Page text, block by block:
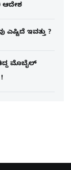
ಆದೇಶ
ಇವತ್ತು ?
ಮೊಬೈಲ್​